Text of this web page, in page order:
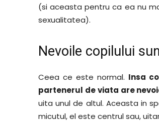
(si aceasta pentru ca ea nu
sexualitatea).
Nevoile copilului
Ceea ce este normal. Insa
partenerul de viata are
uita unul de altul. Aceasta in
micutul, el este centrul sau,